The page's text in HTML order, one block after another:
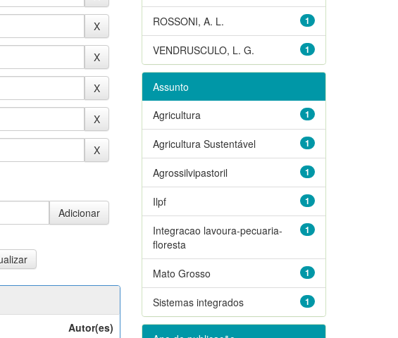
Autor(es)
1
ROSSONI, A. L.
1
VENDRUSCULO, L. G.
Assunto
1
Agricultura
1
Agricultura Sustentável
1
Agrossilvipastoril
1
Ilpf
1
Integracao lavoura-pecuaria-
floresta
1
Mato Grosso
1
Sistemas integrados